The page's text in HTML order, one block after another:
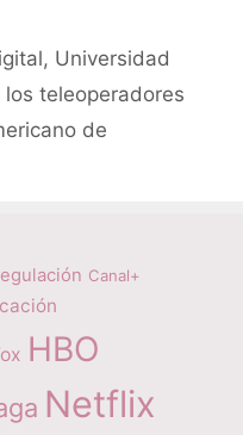
, Universidad
teleoperadores
de
Canal+
HBO
Netflix